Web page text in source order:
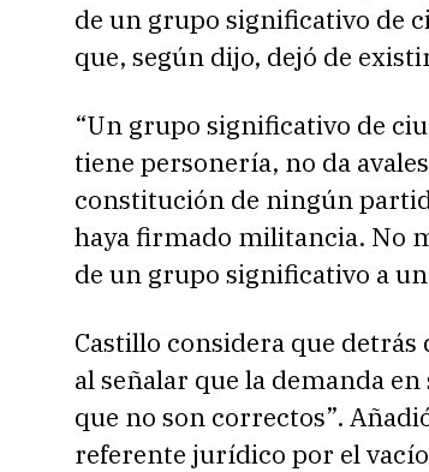
de un grupo significativo de
que, según dijo, dejó de
“Un grupo significativo de
tiene personería, no da
constitución de ningún
haya firmado militancia. No
de un grupo significativo a
Castillo considera que detrás
al señalar que la demanda
que no son correctos”.
referente jurídico por el